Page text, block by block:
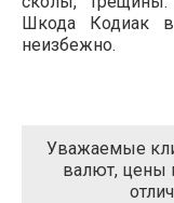
Шкода Кодиак в
неизбежно.
Уважаемые
валют, цены